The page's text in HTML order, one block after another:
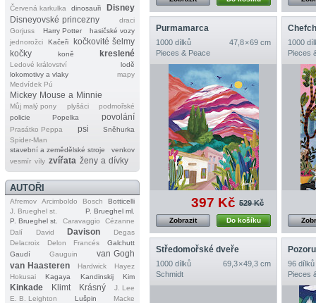
Červená karkulka
dinosauři
Disney
Disneyovské princezny
draci
Gorjuss
Harry Potter
hasičské vozy
jednorožci
Kačeři
kočkovité šelmy
kočky
koně kreslené
Ledové království
lodě
lokomotivy a vlaky
mapy
Medvídek Pú
Mickey Mouse a Minnie
Můj malý pony plyšáci
podmořské
policie
Popelka povolání
Prasátko Peppa psi
Sněhurka
Spider‐Man
stavební a zemědělské stroje
venkov
vesmír víly zvířata ženy a dívky
AUTOŘI
Afremov Arcimboldo Bosch
Botticelli
J. Brueghel st.
P. Brueghel ml.
P. Brueghel st.
Caravaggio
Cézanne
Dalí
David Davison
Degas
Delacroix
Delon Francés
Galchutt
Gaudí
Gauguin
van Gogh
van Haasteren
Hardwick
Hayez
Hokusai
Kagaya Kandinskij Kim
Kinkade Klimt Krásný
J. Lee
E. B. Leighton
Lušpin Macke
Purmamarca
1000 dílků
47,8 × 69 cm
Pieces & Peace
397 Kč 529 Kč
Do košíku
Zobrazit
1000
Pieces
Středomořské dveře
1000 dílků
69,3 × 49,3 cm
Schmidt
96 dílků
Pieces